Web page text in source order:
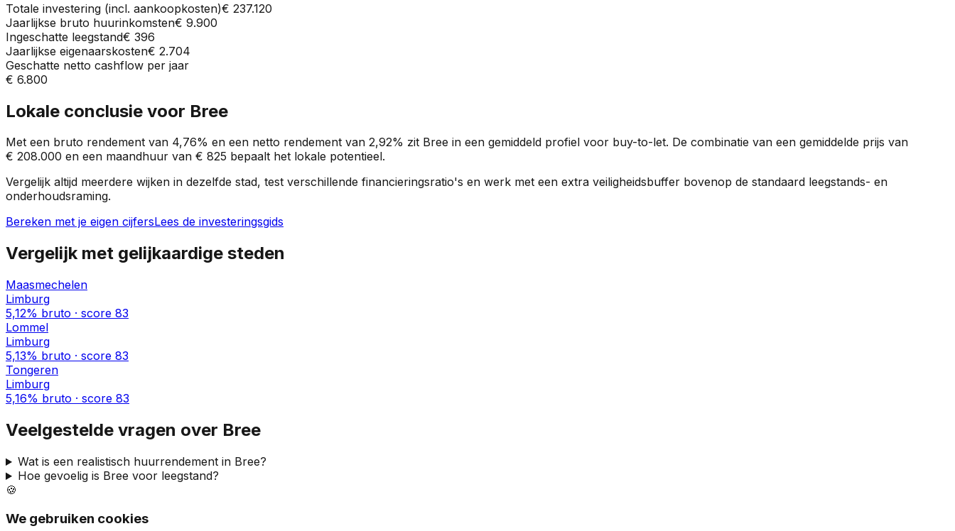
Totale investering (incl. aankoopkosten)€ 237.120
Jaarlijkse bruto huurinkomsten€ 9.900
Ingeschatte leegstand€ 396
Jaarlijkse eigenaarskosten€ 2.704
Geschatte netto cashflow per jaar
€ 6.800
Lokale conclusie voor Bree
Met een bruto rendement van 4,76% en een netto rendement van 2,92% zit Bree in een gemiddeld profiel voor buy-to-let. De combinatie van een gemiddelde prijs van
€ 208.000 en een maandhuur van € 825 bepaalt het lokale potentieel.
Vergelijk altijd meerdere wijken in dezelfde stad, test verschillende financieringsratio's en werk met een extra veiligheidsbuffer bovenop de standaard leegstands- en
onderhoudsraming.
Bereken met je eigen cijfersLees de investeringsgids
Vergelijk met gelijkaardige steden
Maasmechelen
Limburg
5,12% bruto · score 83
Lommel
Limburg
5,13% bruto · score 83
Tongeren
Limburg
5,16% bruto · score 83
Veelgestelde vragen over Bree
Wat is een realistisch huurrendement in Bree?
Hoe gevoelig is Bree voor leegstand?
🍪
We gebruiken cookies